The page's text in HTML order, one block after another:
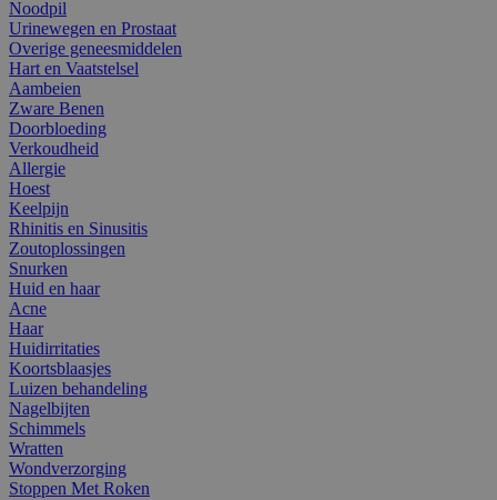
Noodpil
Urinewegen en Prostaat
Overige geneesmiddelen
Hart en Vaatstelsel
Aambeien
Zware Benen
Doorbloeding
Verkoudheid
Allergie
Hoest
Keelpijn
Rhinitis en Sinusitis
Zoutoplossingen
Snurken
Huid en haar
Acne
Haar
Huidirritaties
Koortsblaasjes
Luizen behandeling
Nagelbijten
Schimmels
Wratten
Wondverzorging
Stoppen Met Roken